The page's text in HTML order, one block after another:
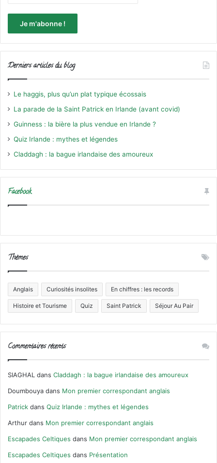
Derniers articles du blog
Le haggis, plus qu’un plat typique écossais
La parade de la Saint Patrick en Irlande (avant covid)
Guinness : la bière la plus vendue en Irlande ?
Quiz Irlande : mythes et légendes
Claddagh : la bague irlandaise des amoureux
Facebook
Thèmes
Anglais Curiosités insolites En chiffres : les records
Histoire et Tourisme Quiz Saint Patrick Séjour Au Pair
Commentaires récents
SIAGHAL dans Claddagh : la bague irlandaise des amoureux
Doumbouya dans Mon premier correspondant anglais
Patrick dans Quiz Irlande : mythes et légendes
Arthur dans Mon premier correspondant anglais
Escapades Celtiques dans Mon premier correspondant anglais
Escapades Celtiques dans Présentation